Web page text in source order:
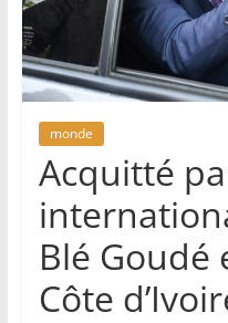
monde
Acquitté
Blé Goudé
Côte